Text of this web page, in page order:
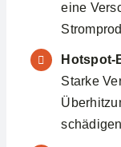
eine
Hotspot-
Starke